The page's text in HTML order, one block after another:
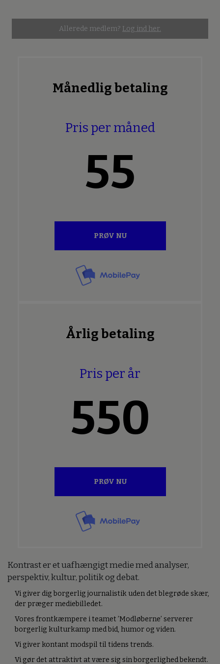
Allerede medlem? Log ind her.
Månedlig betaling
Pris per måned
55
PRØV NU
Årlig betaling
Pris per år
550
PRØV NU
Kontrast er et uafhængigt medie med analyser,
perspektiv, kultur, politik og debat.
Vi giver dig borgerlig journalistik uden det blegrøde skær,
der præger mediebilledet.
Vores frontkæmpere i teamet ’Modløberne’ serverer
borgerlig kulturkamp med bid, humor og viden.
Vi giver kontant modspil til tidens trends.
Vi gør det attraktivt at være sig sin borgerlighed bekendt.